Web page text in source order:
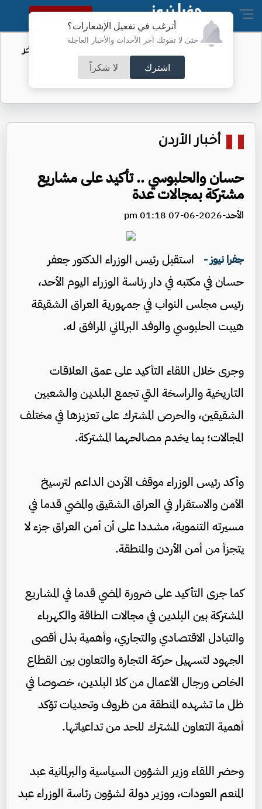
أترغب في تفعيل الإشعارات؟
حتى لا تفوتك آخر الأحداث والأخبار العاجلة
اشترك لا شكراً
النسخة الكاملة
مهاجرو سبتة.. الاتحاد الأوروبي يكشف آخر
التطورات
أخبار الأردن
حسان والحلبوسي .. تأكيد على مشاريع
مشتركة بمجالات عدة
الأحد-2026-06-07 01:18 pm
جفرا نيوز -
استقبل رئيس الوزراء الدكتور جعفر
حسان في مكتبه في دار رئاسة الوزراء اليوم الأحد،
رئيس مجلس النواب في جمهورية العراق الشقيقة
هيبت الحلبوسي والوفد البرلماني المرافق له.
وجرى خلال اللقاء التأكيد على عمق العلاقات
التاريخية والراسخة التي تجمع البلدين والشعبين
الشقيقين، والحرص المشترك على تعزيزها في مختلف
المجالات؛ بما يخدم مصالحهما المشتركة.
وأكد رئيس الوزراء موقف الأردن الداعم لترسيخ
الأمن والاستقرار في العراق الشقيق والمضي قدما في
مسيرته التنموية، مشددا على أن أمن العراق جزء لا
يتجزأ من أمن الأردن والمنطقة.
كما جرى التأكيد على ضرورة المضي قدما في المشاريع
المشتركة بين البلدين في مجالات الطاقة والكهرباء
والتبادل الاقتصادي والتجاري، وأهمية بذل أقصى
الجهود لتسهيل حركة التجارة والتعاون بين القطاع
الخاص ورجال الأعمال من كلا البلدين، خصوصا في
ظل ما تشهده المنطقة من ظروف وتحديات تؤكد
أهمية التعاون المشترك للحد من تداعياتها.
وحضر اللقاء وزير الشؤون السياسية والبرلمانية عبد
المنعم العودات، ووزير دولة لشؤون رئاسة الوزراء عبد